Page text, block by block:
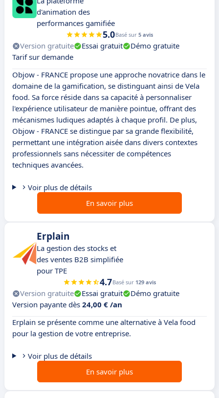
d'animation des
performances gamifiée
5.0Basé sur 5 avis
Version gratuite Essai gratuit
Démo gratuite
Tarif sur demande
Objow - FRANCE propose une approche novatrice dans le
domaine de la gamification, se distinguant ainsi de Vela
food. Sa force réside dans sa capacité à personnaliser
l'expérience utilisateur de manière pointue, offrant des
mécanismes ludiques adaptés à chaque profil. De plus,
Objow - FRANCE se distingue par sa grande flexibilité,
permettant une intégration aisée dans divers contextes
professionnels sans nécessiter de compétences
techniques avancées.
Voir plus de détails
En savoir plus
Erplain
La gestion des stocks et
des ventes B2B simplifiée
pour TPE
4.7Basé sur 129 avis
Version gratuite Essai gratuit
Démo gratuite
Version payante dès 24,00 € /an
Erplain se présente comme une alternative à Vela food
pour la gestion de votre entreprise.
Voir plus de détails
En savoir plus